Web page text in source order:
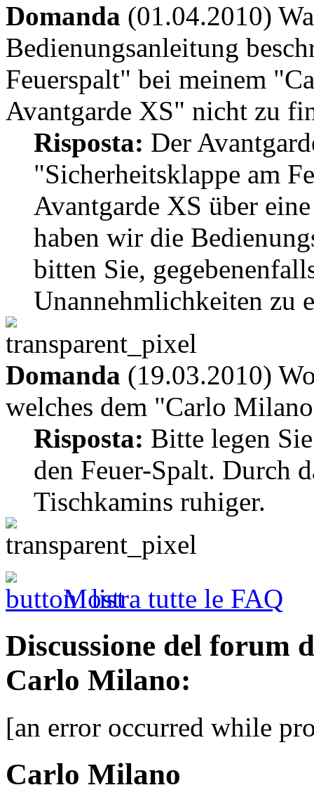
Domanda (01.04.2010)
Bedienungsanleitung
Feuerspalt" bei meinem
Avantgarde XS" nicht zu
Risposta: Der
"Sicherheitsklappe am
Avantgarde XS über
haben wir die
bitten Sie,
Unannehmlichkeiten zu
Domanda (19.03.2010)
welches dem "Carlo
Risposta: Bitte legen
den Feuer-Spalt. Durch
Tischkamins ruhiger.
Mostra tutte le FAQ
Discussione del forum
Carlo Milano:
[an error occurred while
Carlo Milano